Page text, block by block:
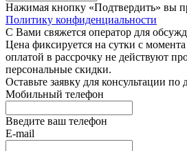
Нажимая кнопку «Подтвердить» вы
Политику конфиденциальности
С Вами свяжется оператор для
Цена фиксируется на сутки с момента
оплатой в рассрочку не действуют
персональные скидки.
Оставьте заявку для консультации по
Мобильный телефон
Введите ваш телефон
E-mail